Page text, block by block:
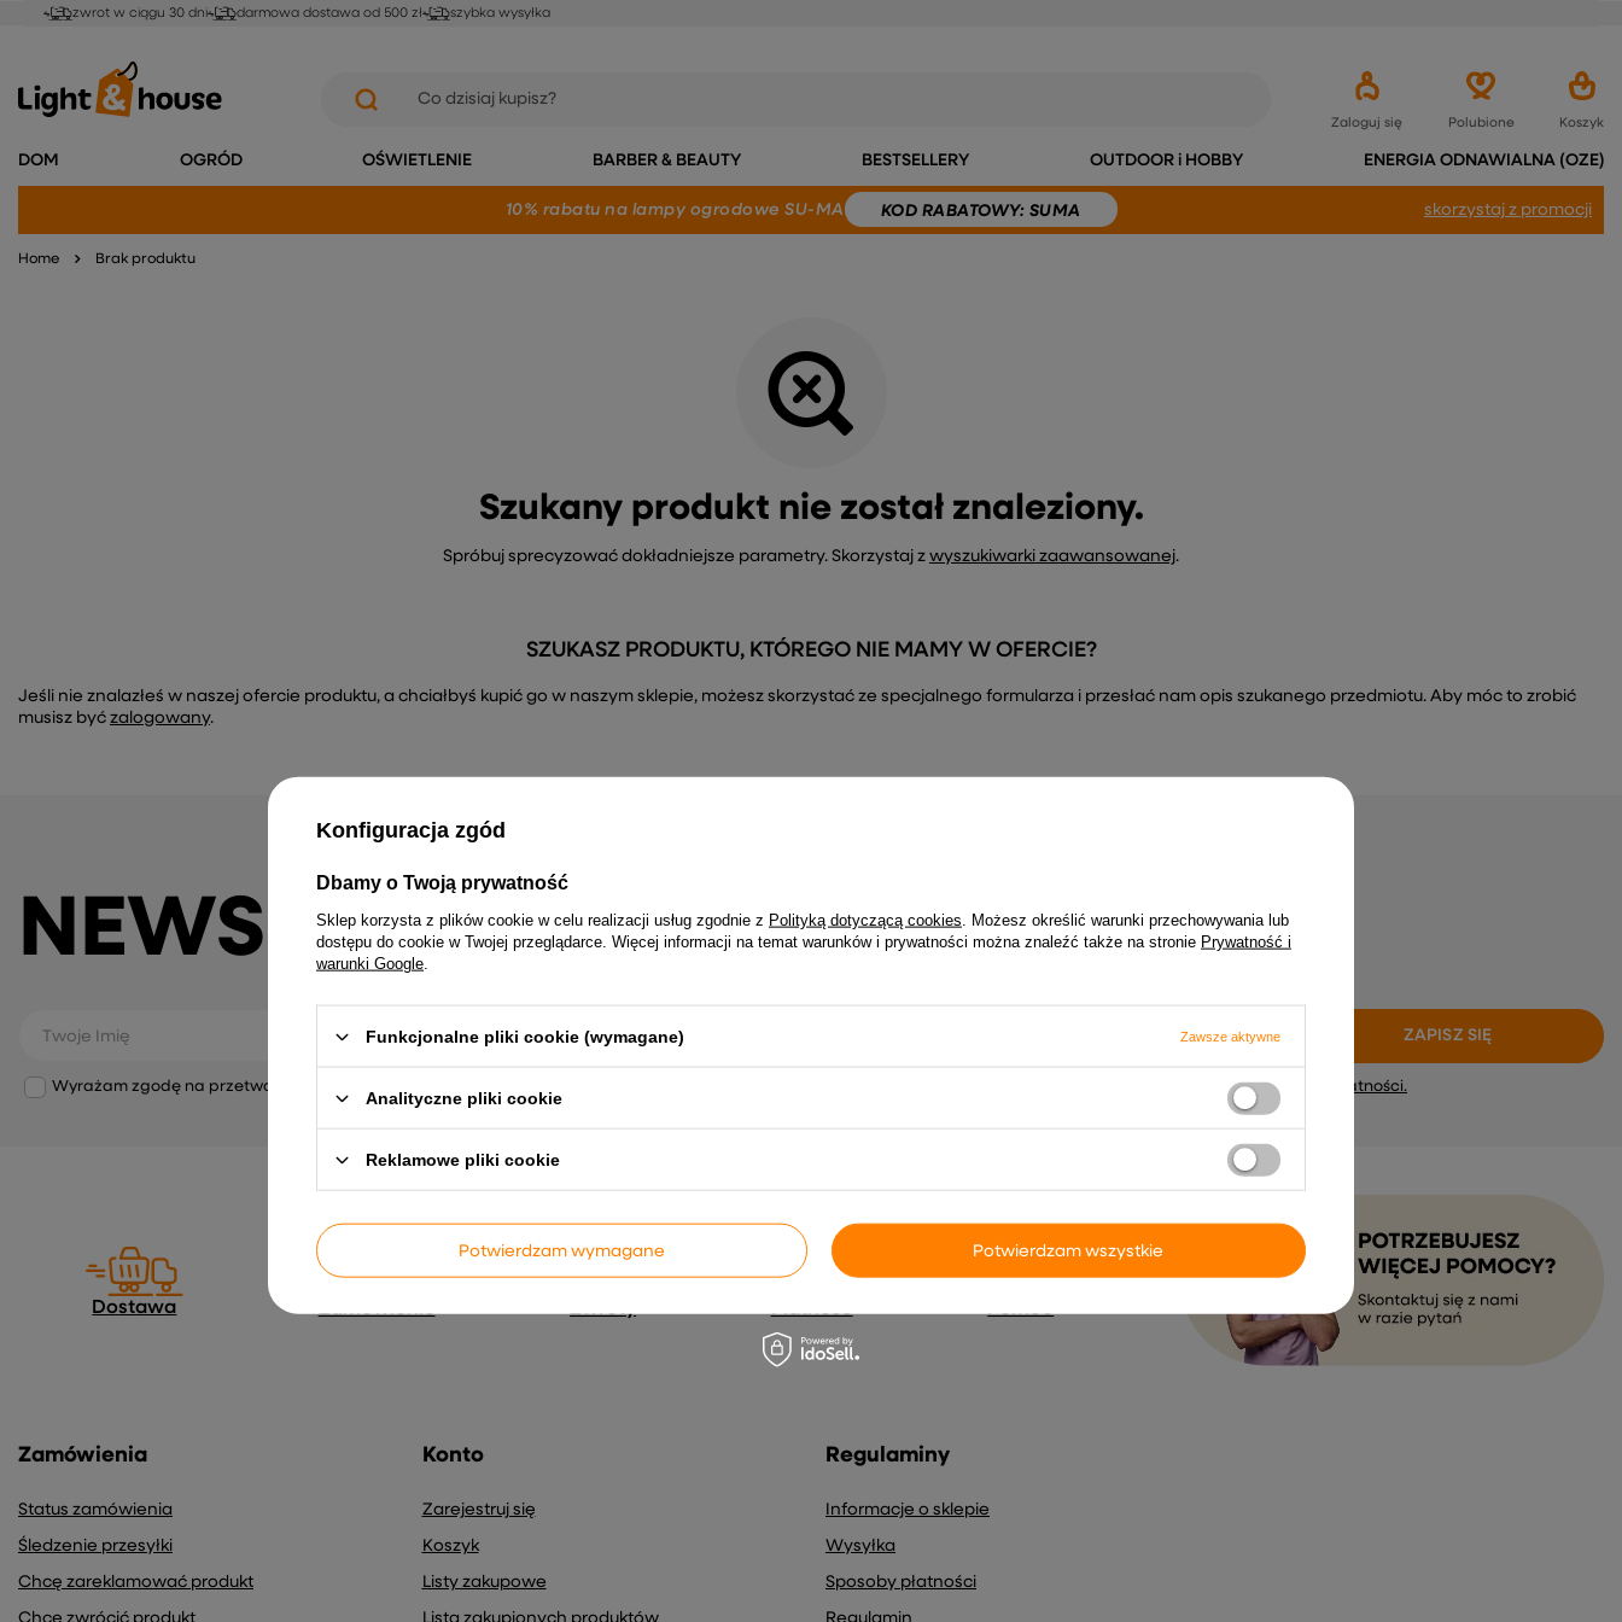
zwrot w ciągu 30 dni darmowa dostawa od 500 zł szybka wysyłka
Zaloguj się Polubione Koszyk
DOM OGRÓD OŚWIETLENIE BARBER & BEAUTY BESTSELLERY OUTDOOR i HOBBY ENERGIA ODNAWIALNA (OZE)
10% rabatu na lampy ogrodowe SU-MA KOD RABATOWY: SUMA skorzystaj z promocji
Home Brak produktu
Szukany produkt nie został znaleziony.
Spróbuj sprecyzować dokładniejsze parametry. Skorzystaj z wyszukiwarki zaawansowanej.
SZUKASZ PRODUKTU, KTÓREGO NIE MAMY W OFERCIE?
Jeśli nie znalazłeś w naszej ofercie produktu, a chciałbyś kupić go w naszym sklepie, możesz skorzystać ze specjalnego formularza i przesłać nam opis szukanego przedmiotu. Aby móc to zrobić
musisz być zalogowany.
NEWSLETTER
Dołącz do newslettera i nie przegap żadnych okazji
– tylko najciekawsze informacje, zero spamu!
Twoje Imię Twój email
Wyrażam zgodę na przetwarzanie moich danych osobowych (adres e-mail) na potrzeby wysyłki newslettera z informacją handlową (marketing). Więcej wpolityce prywatności.
ZAPISZ SIĘ
Dostawa Zamówienie Zwroty Płatność Pomoc
Zamówienia
Status zamówienia
Śledzenie przesyłki
Chcę zareklamować produkt
Chcę zwrócić produkt
Konto
Zarejestruj się
Koszyk
Listy zakupowe
Lista zakupionych produktów
Regulaminy
Informacje o sklepie
Wysyłka
Sposoby płatności
Regulamin
Konfiguracja zgód
Dbamy o Twoją prywatność
Sklep korzysta z plików cookie w celu realizacji usług zgodnie z Polityką dotyczącą cookies . Możesz określić warunki przechowywania lub
dostępu do cookie w Twojej przeglądarce. Więcej informacji na temat warunków i prywatności można znaleźć także na stronie Prywatność i
warunki Google
Funkcjonalne pliki cookie (wymagane) Zawsze aktywne
Analityczne pliki cookie
Reklamowe pliki cookie
Potwierdzam wymagane Potwierdzam wszystkie